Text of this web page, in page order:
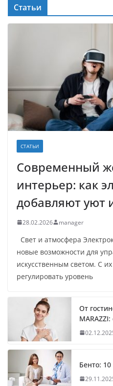
Статьи
СТАТЬИ
Современный
интерьер: как
добавляют уют
28.02.2026 manager
Свет и атмосфера
новые возможности для
искусственным светом. С
регулировать уровень
От
Бенто: